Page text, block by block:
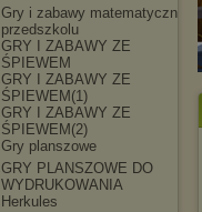
Gry i zabawy matematyczne w
przedszkolu
GRY I ZABAWY ZE
ŚPIEWEM
GRY I ZABAWY ZE
ŚPIEWEM(1)
GRY I ZABAWY ZE
ŚPIEWEM(2)
Gry planszowe
GRY PLANSZOWE DO
WYDRUKOWANIA
Herkules